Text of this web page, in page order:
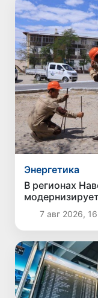
Энергетика
В регионах
модернизируется
7 авг 2026,